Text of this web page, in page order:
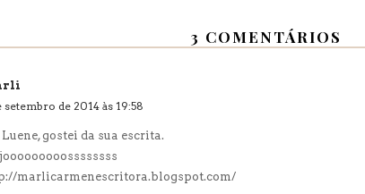
3 COMENTÁRIOS
setembro de 2014 às 19:58
gostei da sua escrita.
marlicarmenescritora.blogspot.com/